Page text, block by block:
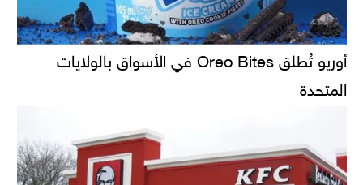
أوريو تُطلق Oreo Bites في الأسواق بالولايات
المتحدة